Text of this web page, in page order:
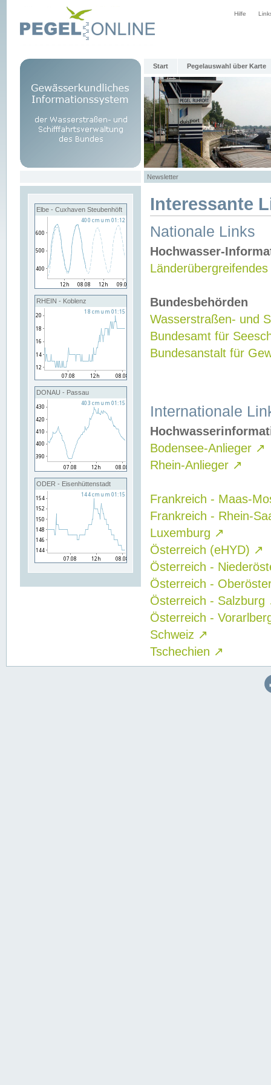
Hilfe
Start Pegelauswahl über Karte
Newsletter
Elbe - Cuxhaven Steubenhöft
RHEIN - Koblenz
DONAU - Passau
ODER - Eisenhüttenstadt
Interessante
Nationale Links
Hochwasser-
Bundesbehörden
Wasserstraßen- und
Bundesamt für
Bundesanstalt für
Internationale
Bodensee-Anlieger ↗
Rhein-Anlieger ↗
Frankreich - Maas-
Frankreich - Rhein-
Luxemburg ↗
Österreich (eHYD) ↗
Österreich -
Österreich -
Österreich - Salzburg
Österreich -
Schweiz ↗
Tschechien ↗